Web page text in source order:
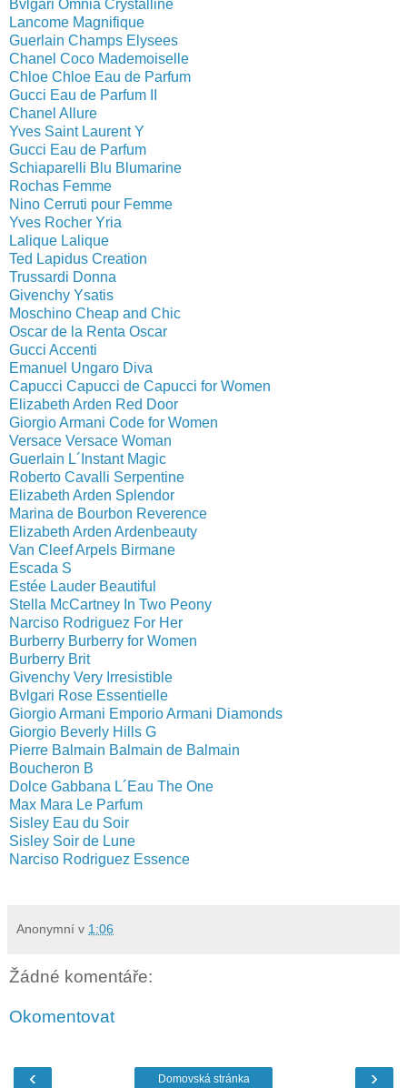
Bvlgari Omnia Crystalline
Lancome Magnifique
Guerlain Champs Elysees
Chanel Coco Mademoiselle
Chloe Chloe Eau de Parfum
Gucci Eau de Parfum II
Chanel Allure
Yves Saint Laurent Y
Gucci Eau de Parfum
Schiaparelli Blu Blumarine
Rochas Femme
Nino Cerruti pour Femme
Yves Rocher Yria
Lalique Lalique
Ted Lapidus Creation
Trussardi Donna
Givenchy Ysatis
Moschino Cheap and Chic
Oscar de la Renta Oscar
Gucci Accenti
Emanuel Ungaro Diva
Capucci Capucci de Capucci for Women
Elizabeth Arden Red Door
Giorgio Armani Code for Women
Versace Versace Woman
Guerlain L´Instant Magic
Roberto Cavalli Serpentine
Elizabeth Arden Splendor
Marina de Bourbon Reverence
Elizabeth Arden Ardenbeauty
Van Cleef Arpels Birmane
Escada S
Estée Lauder Beautiful
Stella McCartney In Two Peony
Narciso Rodriguez For Her
Burberry Burberry for Women
Burberry Brit
Givenchy Very Irresistible
Bvlgari Rose Essentielle
Giorgio Armani Emporio Armani Diamonds
Giorgio Beverly Hills G
Pierre Balmain Balmain de Balmain
Boucheron B
Dolce Gabbana L´Eau The One
Max Mara Le Parfum
Sisley Eau du Soir
Sisley Soir de Lune
Narciso Rodriguez Essence
Anonymní v 1:06
Žádné komentáře:
Okomentovat
‹ ›
Domovská stránka